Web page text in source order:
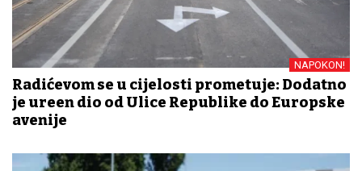
NAPOKON!
Radićevom se u cijelosti prometuje: Dodatno
je uređen dio od Ulice Republike do Europske
avenije